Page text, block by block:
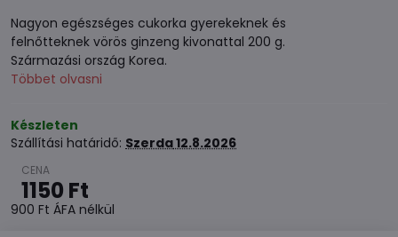
Nagyon egészséges cukorka gyerekeknek és
felnőtteknek vörös ginzeng kivonattal 200 g.
Származási ország Korea.
Többet olvasni
Készleten
Szállítási határidő: Szerda12.8.2026
1150 Ft
900 Ft ÁFA nélkül